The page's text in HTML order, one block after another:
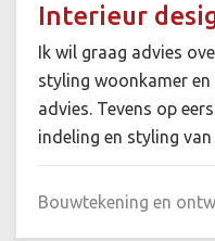
Interieur
Ik wil graag advies
styling woonkamer
advies. Tevens op
indeling en styling
Bouwtekening en